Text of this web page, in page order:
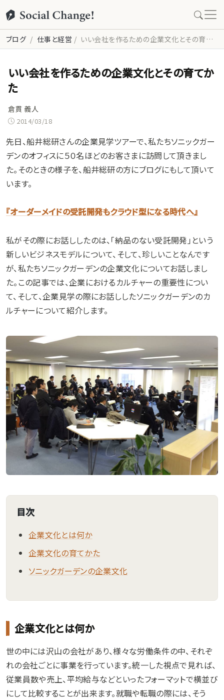
ブログ 仕事と経営 いい会社を作るための企業文化とその育てかた
いい会社を作るための企業文化とその育てか
た
倉貫 義人
2014/03/18
先日、船井総研さんの企業見学ツアーで、私たちソニックガー
デンのオフィスに５０名ほどのお客さまに訪問して頂きまし
た。そのときの様子を、船井総研の方にブログにもして頂いて
います。
『オーダーメイドの受託開発もクラウド型になる時代へ』
私がその際にお話ししたのは、「納品のない受託開発」という
新しいビジネスモデルについて、そして、珍しいことなんです
が、私たちソニックガーデンの企業文化についてお話しまし
た。この記事では、企業におけるカルチャーの重要性につい
て、そして、企業見学の際にお話ししたソニックガーデンのカ
ルチャーについて紹介します。
目次
企業文化とは何か
企業文化の育てかた
ソニックガーデンの企業文化
企業文化とは何か
世の中には沢山の会社があり、様々な労働条件の中、それぞ
れの会社ごとに事業を行っています。統一した視点で見れば、
従業員数や売上、平均給与などといったフォーマットで横並び
にして比較することが出来ます。就職や転職の際には、そう